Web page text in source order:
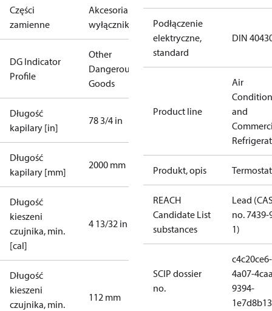
Części
zamienne
Akcesoria do
wyłączników
DG Indicator
Profile
Other
Dangerous
Goods
Długość
kapilary [in]
78 3/4 in
Długość
kapilary [mm]
2000 mm
Długość
kieszeni
czujnika, min.
[cal]
4 13/32 in
Długość
kieszeni
czujnika, min.
112 mm
Podłączenie
elektryczne,
standard
DIN
Product line
Air
and
Produkt, opis Termostat
REACH
Candidate List
substances
Lead
no. 7439-
1)
SCIP dossier
no.
c4c20ce6-
4a07-
9394-